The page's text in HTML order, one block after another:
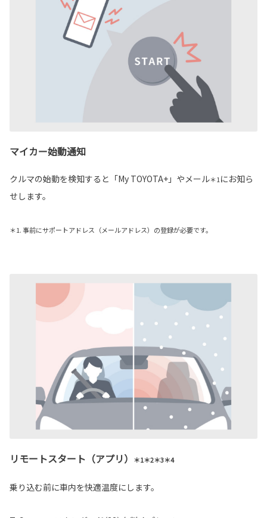
マイカー始動通知
クルマの始動を検知すると「My TOYOTA+」やメール＊1にお知ら
せします。
＊1. 事前にサポートアドレス（メールアドレス）の登録が必要です。
リモートスタート（アプリ） ＊1＊2＊3＊4
乗り込む前に車内を快適温度にします。